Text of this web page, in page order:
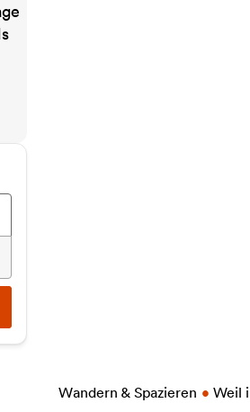
Wandern & Spazieren • Weil
Weitere Informationen